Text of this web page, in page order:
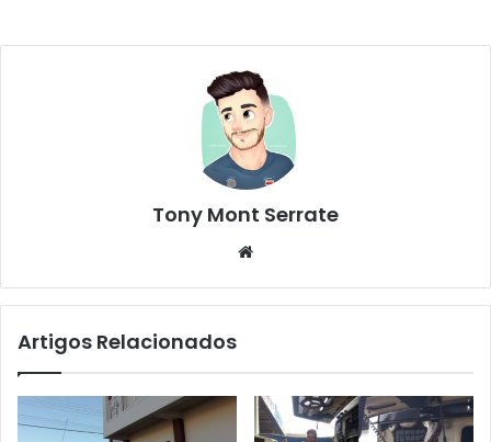
Tony Mont Serrate
te
Artigos Relacionados